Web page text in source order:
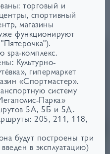
торговый и
спортивный
магазины
функционируют
spa-комплекс.
Культурно-
гипермаркет
«Спортмастер».
систему
Парка»
5А, 5Б и 5Д.
205, 211, 118,
будут построены три
в эксплуатацию)